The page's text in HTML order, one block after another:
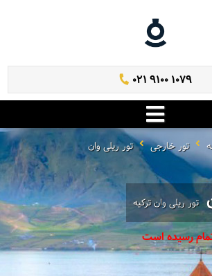
021 9100 1079
تور خارجی تور ریلی وان
تور ریلی وان ترکیه
رسیده است